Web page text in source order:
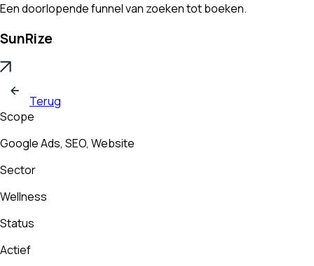
Een doorlopende funnelvan zoekentot boeken.
SunRize
Terug
Scope
Google Ads, SEO, Website
Sector
Wellness
Status
Actief